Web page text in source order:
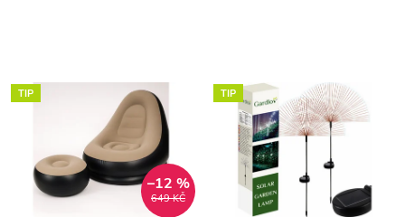
e
ý
TIP
649 KČ
–12 %
TIP